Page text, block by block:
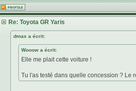
Re: Toyota GR Yaris
dmax a écrit:
Wooow a écrit:
Elle me plait cette voiture !
Tu l'as testé dans quelle concession ? Le